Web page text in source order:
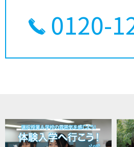
0120-